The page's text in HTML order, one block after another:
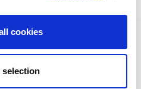
cookies
fabrikant van plaatwerkmachines